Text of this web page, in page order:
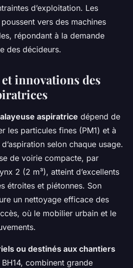
d’exploitation. Les
vers des machines
répondant à la demande
des décideurs.
innovations des
aspiratrice dépend de
les particules fines (PM1) et à
selon chaque usage.
de voirie compacte, par
2 (2 m³), atteint d’excellents
étroites et piétonnes. Son
un nettoyage efficace des
où le mobilier urbain et le
ou destinés aux chantiers
combinent grande